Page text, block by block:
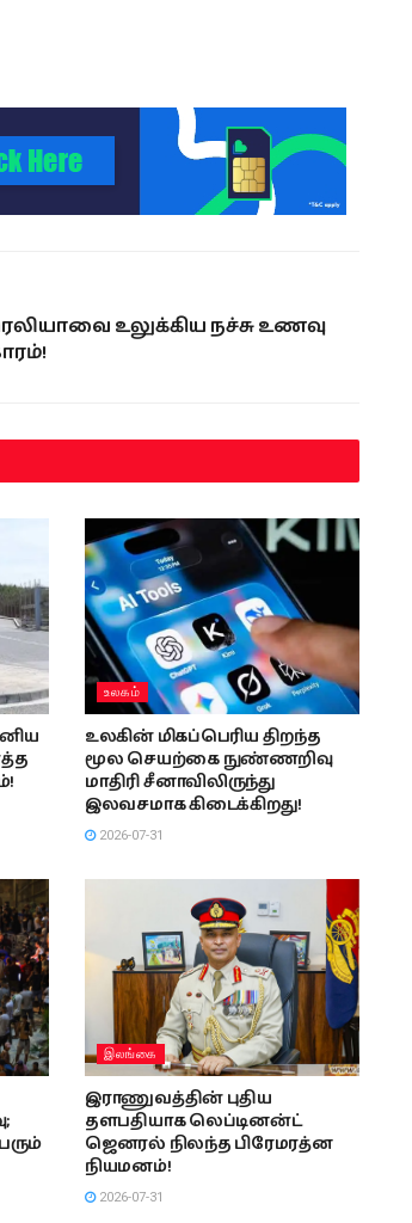
உலுக்கிய நச்சு உணவு
உலகம்
உலகின் மிகப்பெரிய திறந்த
மூல செயற்கை நுண்ணறிவு
மாதிரி சீனாவிலிருந்து
இலவசமாக கிடைக்கிறது!
2026-07-31
இலங்கை
இராணுவத்தின் புதிய
தளபதியாக லெப்டினன்ட்
ஜெனரல் நிலந்த பிரேமரத்ன
நியமனம்!
2026-07-31